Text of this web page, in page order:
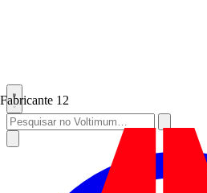
Fabricante 12